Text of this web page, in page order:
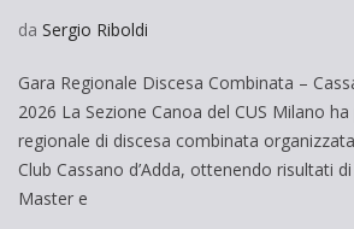
da Sergio Riboldi
Gara Regionale Discesa Combinata –
2026 La Sezione Canoa del CUS Milano
regionale di discesa combinata
Club Cassano d’Adda, ottenendo risultati
Master e